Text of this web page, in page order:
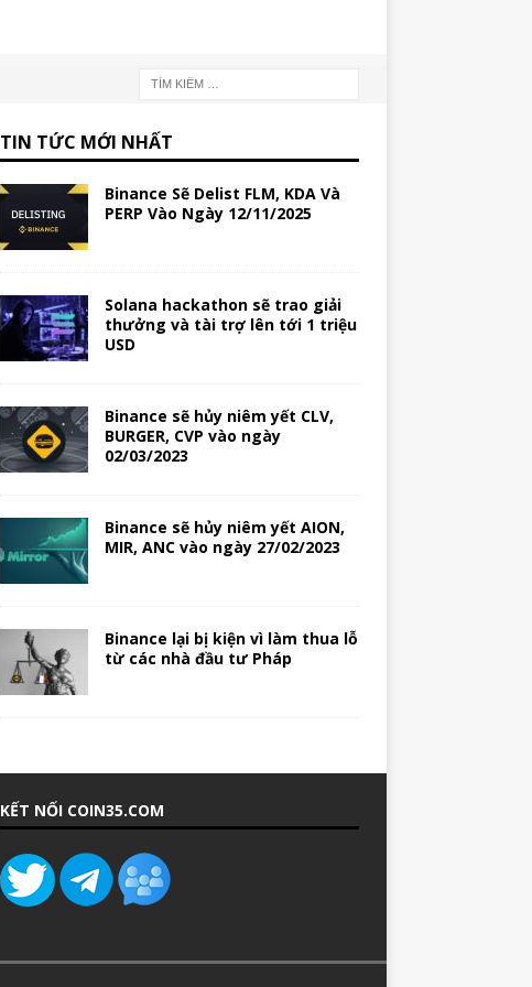
TIN TỨC MỚI NHẤT
Binance Sẽ Delist FLM, KDA Và
PERP Vào Ngày 12/11/2025
Solana hackathon sẽ trao giải
thưởng và tài trợ lên tới 1 triệu
USD
Binance sẽ hủy niêm yết CLV,
BURGER, CVP vào ngày
02/03/2023
Binance sẽ hủy niêm yết AION,
MIR, ANC vào ngày 27/02/2023
Binance lại bị kiện vì làm thua lỗ
từ các nhà đầu tư Pháp
KẾT NỐI COIN35.COM